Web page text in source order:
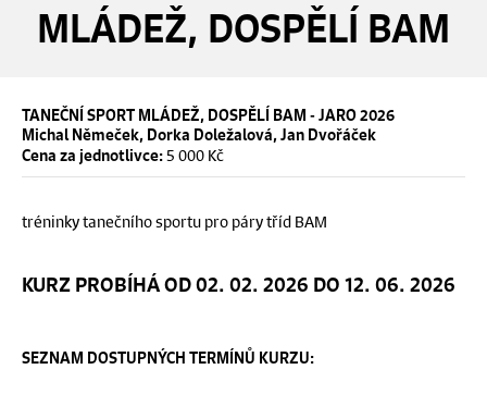
MLÁDEŽ, DOSPĚLÍ BAM
TANEČNÍ SPORT MLÁDEŽ, DOSPĚLÍ BAM - JARO 2026
Michal Němeček, Dorka Doležalová, Jan Dvořáček
Cena za jednotlivce:5 000 Kč
tréninky tanečního sportu pro páry tříd BAM
KURZ PROBÍHÁ OD 02. 02. 2026 DO 12. 06. 2026
SEZNAM DOSTUPNÝCH TERMÍNŮ KURZU: